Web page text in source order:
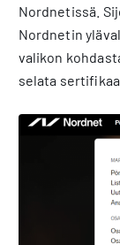
Nordnetissä.
Nordnetin
valikon
selata